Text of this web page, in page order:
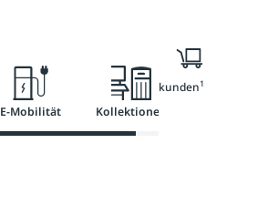
E-Mobilität Kollektionen
Nur für Geschäftskunden1